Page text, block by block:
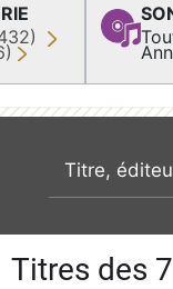
recherche par
Titres des